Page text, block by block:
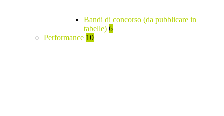
Bandi di concorso (da pubblicare in
tabelle) 6
Performance 10